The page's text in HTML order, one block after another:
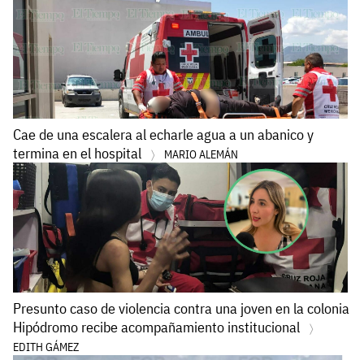
Cae de una escalera al echarle agua a un abanico y
termina en el hospital
MARIO ALEMÁN
Presunto caso de violencia contra una joven en la colonia
Hipódromo recibe acompañamiento institucional
EDITH GÁMEZ